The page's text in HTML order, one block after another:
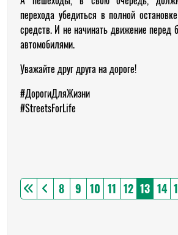
перехода убедиться в полной
средств. И не начинать движение перед
автомобилями.
Уважайте друг друга на дороге!
#ДорогиДляЖизни
#StreetsForLife
8 9 10 11 12 13 14